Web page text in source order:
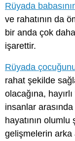
Rüyada
ve rahatının da
bir anda çok
işarettir.
Rüyada
rahat şekilde
olacağına,
insanlar
hayatının
gelişmelerin arka